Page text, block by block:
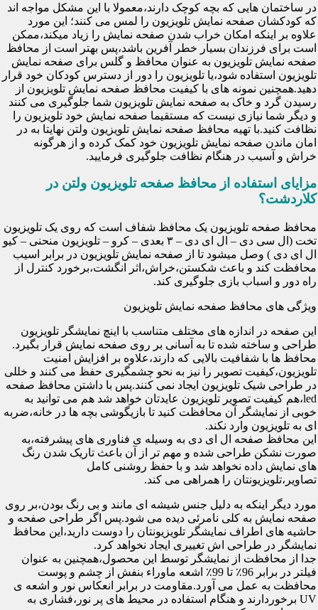
در ساختمان هایی که بچه کوچک دارند،معمولا با این مشکل مواجه اند
که کودکشان صفحه نمایش تلویزیون را لمس می کنند؛ این مورد
علاوه بر اینکه امکان خراب شدن صفحه نمایش را زیاد میکند،ممکن
است برای فرزندان بسیار خطر آفرین باشد،پس بهتر است از محافظ
صفحه نمایش تلویزیون به عنوان محافظ و گلس برای صفحه نمایش
تلویزیون استفاده شود،یا تلویزیون را دور از دسترس کودکان خود قرار
دهید.همچنین نمونه های با کیفیت محافظ صفحه نمایش تلویزیون از
رسیدن گرد و خاک به صفحه نمایش تلویزیون شما جلوگیری می کنند
و دیگر شما نیازی نیست که مستقیما صفحه نمایش خود تلویزیون را
نظافت کنید.با تهیه محافظ صفحه نمایش تلویزیون ولتن نهایتا به در
امان ماندن صفحه نمایش تلویزیون خود کمک کرده و از هرگونه
خراش و آسیب در هنگام نظافت جلوگیری فرمایید.
مزایای استفاده از محافظ صفحه تلویزیون ولتن در
کلاردشت؟
محافظ صفحه تلویزیون یک محافظ شفاف است که روی یک تلویزیون
تخت (ال سی دی – ال ای دی – ۳ بعدی – کرو – تلویزیون منحنی – کیو
ال ای دی ) وصل میشود تا از صفحه نمایش تلویزیون در برابر اسیب
محافظت کند و باعث شکستن،خراش،اثر انگشت،برخورد کنترل از
راه دور و اسباب بازی جلوگیری کند.
ویژگی های محافظ صفحه نمایش تلویزیون
این صفحه در اندازه های مختلف متناسب با اینچ نمایشگر تلویزیون
طراحی و ساخته شده تا به آسانی بر روی صفحه نمایش قرار بگیرد.
محافظ ها با شفافیت بالایی که دارند،علاوه بر افزایش امنیت
تلویزیون،کیفیت تصویر را نیز به نحو چشمگیری حفظ می کنند و خللی
در طراحی شیک تلویزیون ایجاد نمی کنند.پس با داشتن محافظ صفحه
led،هم کیفیت تصویر تلویزیون عایدتان خواهد شد هم می توانید به
خوبی از نمایشگر آن محافظت کنید تا بازیگوشی بچه ها در خانه،ضربه
ای به تلویزیون وارد نکند.
این محافظ صفحه ال ای دی به وسیله ی فناوری های پیشرفته،به
صورت نشکن طراحی شده و مهم تر از آن باعث تاریک شدن رنگ
های نمایش داده نخواهد شد و با حفظ روشنی کامل
تصاویر،تلویزیونتان را همراهی می کند.
مورد دیگر اینکه به دلیل جنس شیشه ای مانند و بی رنگ بودن،بر روی
صفحه نمایش به کلی نامرئی دیده می شود.پس اگر طراحی صفحه و
حاشیه های اطراف نمایشگر تلویزیونتان را دوست دارید،این محافظ
نمایشگر در طراحی اش تغییری ایجاد نخواهد کرد.
جدا از محافظت از نمایشگر توسط این محصول،همچنین به عنوان
فیلتر در برابر 96٪ تا 99٪ اشعه ماوراء بنفش از چشم و پوست
محافظت به عمل می آورد.مقاومت در برابر انعکاس نور و اشعه ی
UV برخوردارند و هنگام استفاده در محیط های پر نور،فشاری به